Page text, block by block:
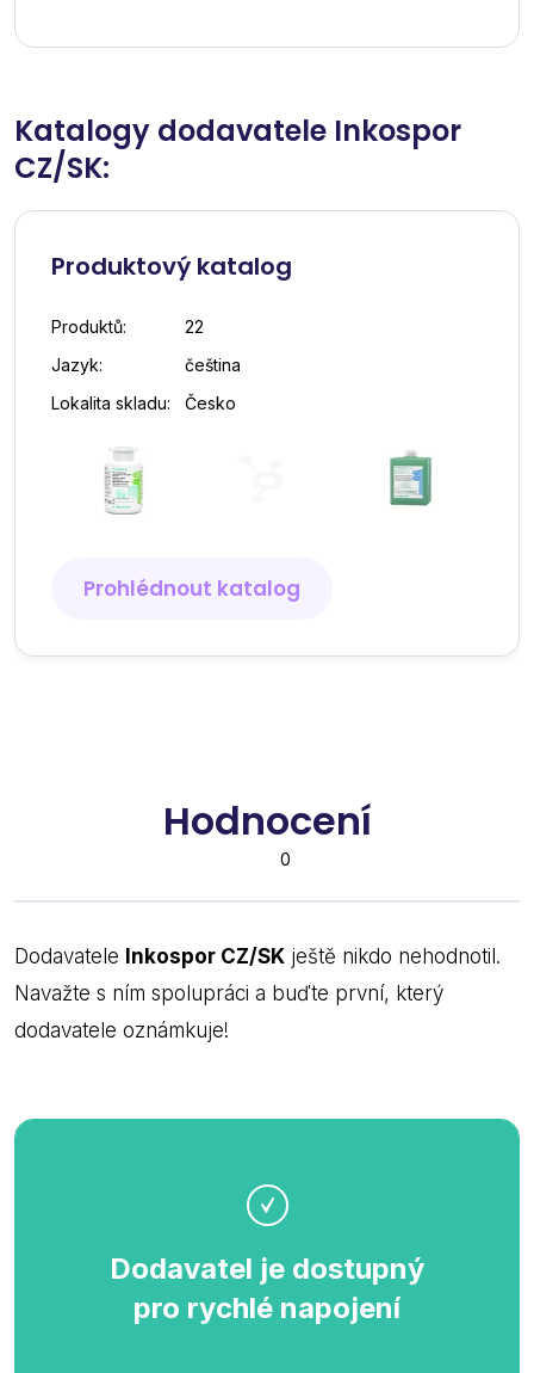
Katalogy dodavatele Inkospor
CZ/SK:
Produktový katalog
Produktů:
22
Jazyk:
čeština
Lokalita skladu:
Česko
Prohlédnout katalog
Hodnocení
0
Dodavatele Inkospor CZ/SK ještě nikdo nehodnotil.
Navažte s ním spolupráci a buďte první, který
dodavatele oznámkuje!
Dodavatel je dostupný
pro rychlé napojení